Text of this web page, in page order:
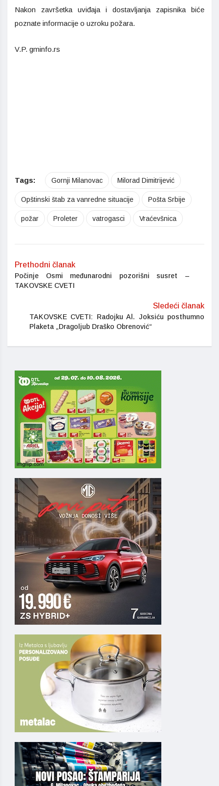
Nakon završetka uviđaja i dostavljanja zapisnika biće
poznate informacije o uzroku požara.
V.P. gminfo.rs
Tags: Gornji Milanovac Milorad Dimitrijević
Opštinski štab za vanredne situacije Pošta Srbije
požar Proleter vatrogasci Vraćevšnica
Prethodni članak
Počinje Osmi međunarodni pozorišni susret –
TAKOVSKE CVETI
Sledeći članak
TAKOVSKE CVETI: Radojku Al. Joksiću posthumno
Plaketa „Dragoljub Draško Obrenović“